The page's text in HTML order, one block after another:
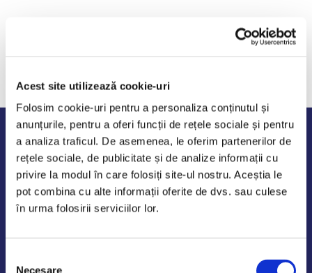
Acest site utilizează cookie-uri
Folosim cookie-uri pentru a personaliza conținutul și
anunțurile, pentru a oferi funcții de rețele sociale și pentru
a analiza traficul. De asemenea, le oferim partenerilor de
rețele sociale, de publicitate și de analize informații cu
privire la modul în care folosiți site-ul nostru. Aceștia le
pot combina cu alte informații oferite de dvs. sau culese
în urma folosirii serviciilor lor.
Necesare
Program de lucru
Luni - Vineri: 09:00-18:00
Sambata - Duminica: 10:00-14:00